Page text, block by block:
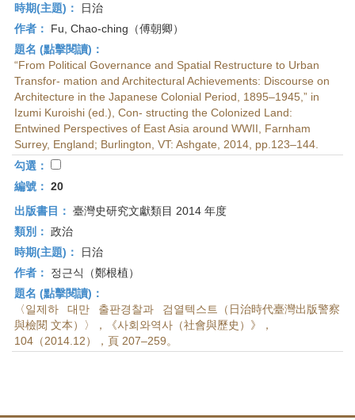
時期(主題)：
日治
作者：
Fu, Chao-ching（傅朝卿）
題名 (點擊閱讀)：
“From Political Governance and Spatial Restructure to Urban
Transfor- mation and Architectural Achievements: Discourse on
Architecture in the Japanese Colonial Period, 1895–1945,” in
Izumi Kuroishi (ed.), Con- structing the Colonized Land:
Entwined Perspectives of East Asia around WWII, Farnham
Surrey, England; Burlington, VT: Ashgate, 2014, pp.123–144.
勾選：
編號： 20
出版書目： 臺灣史研究文獻類目 2014 年度
類別： 政治
時期(主題)：
日治
作者：
정근식（鄭根植）
題名 (點擊閱讀)：
〈일제하 대만 출판경찰과 검열텍스트（日治時代臺灣出版警察
與檢閱 文本）〉，《사회와역사（社會與歷史）》，
104（2014.12），頁 207–259。